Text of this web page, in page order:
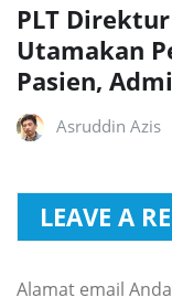
PLT
Utamakan
Pasien,
Asruddin Azis
LEAVE A
Alamat email